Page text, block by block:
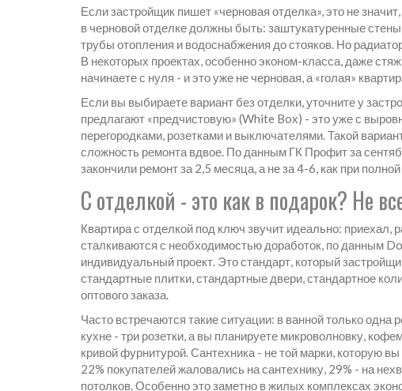
Если застройщик пишет «черновая отделка», это не
в черновой отделке должны быть: заштукатуренные
трубы отопления и водоснабжения до стояков. Но
В некоторых проектах, особенно эконом-класса, даже
начинаете с нуля - и это уже не черновая, а «голая»
Если вы выбираете вариант без отделки, уточните у
предлагают «предчистовую» (White Box) - это уже с
перегородками, розетками и выключателями. Такой
сложность ремонта вдвое. По данным ГК Профит за
закончили ремонт за 2,5 месяца, а не за 4-6, как при
С отделкой - это как в подарок? Не
Квартира с отделкой под ключ звучит идеально:
сталкиваются с необходимостью доработок, по данным
индивидуальный проект. Это стандарт, который
стандартные плитки, стандартные двери, стандартное
оптового заказа.
Часто встречаются такие ситуации: в ванной только
кухне - три розетки, а вы планируете микроволновку,
кривой фурнитурой. Сантехника - не той марки, которую
22% покупателей жаловались на сантехнику, 29% - на
потолков. Особенно это заметно в жилых комплексах